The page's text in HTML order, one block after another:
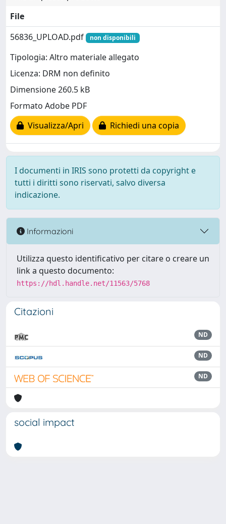
File
56836_UPLOAD.pdf
non disponibili
Tipologia: Altro materiale allegato
Licenza: DRM non definito
Dimensione 260.5 kB
Formato Adobe PDF
Visualizza/Apri
Richiedi una copia
I documenti in IRIS sono protetti da copyright e
tutti i diritti sono riservati, salvo diversa
indicazione.
Informazioni
Utilizza questo identificativo per citare o creare un
link a questo documento:
https://hdl.handle.net/11563/5768
Citazioni
ND
ND
ND
social impact